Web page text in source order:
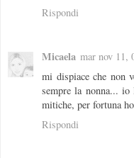
Rispondi
Micaela mar nov 11,
mi dispiace che non
sempre la nonna...
mitiche, per fortuna
Rispondi